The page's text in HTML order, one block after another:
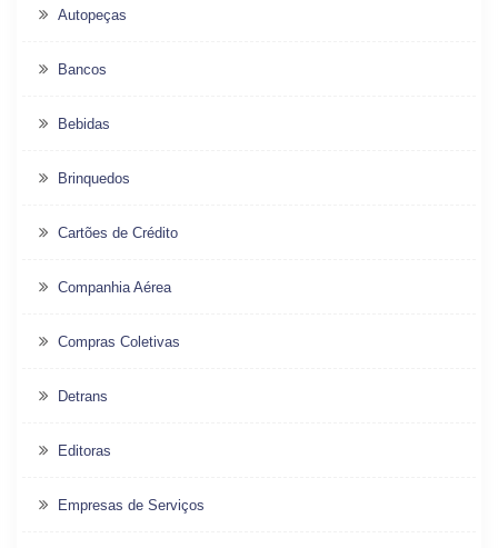
Autopeças
Bancos
Bebidas
Brinquedos
Cartões de Crédito
Companhia Aérea
Compras Coletivas
Detrans
Editoras
Empresas de Serviços